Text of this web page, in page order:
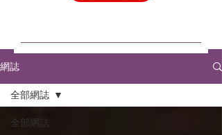
網誌
全部網誌
全部網誌